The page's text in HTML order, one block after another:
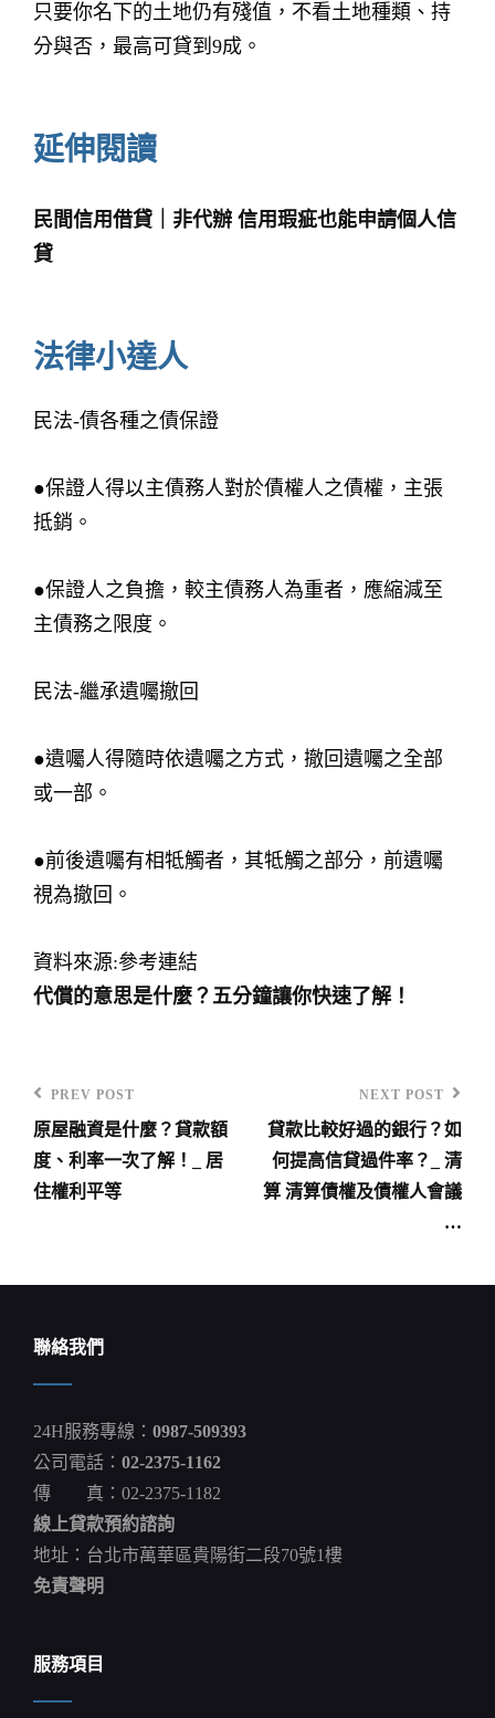
只要你名下的土地仍有殘值，不看土地種類、持
分與否，最高可貸到9成。
延伸閱讀
民間信用借貸｜非代辦 信用瑕疵也能申請個人信
貸
法律小達人
民法-債各種之債保證
●保證人得以主債務人對於債權人之債權，主張
抵銷。
●保證人之負擔，較主債務人為重者，應縮減至
主債務之限度。
民法-繼承遺囑撤回
●遺囑人得隨時依遺囑之方式，撤回遺囑之全部
或一部。
●前後遺囑有相牴觸者，其牴觸之部分，前遺囑
視為撤回。
資料來源:參考連結
代償的意思是什麼？五分鐘讓你快速了解！
文
章
Previous
Post
PREV POST
原屋融資是什麼？貸款額
度、利率一次了解！_ 居
住權利平等
Post
NEXT POST
貸款比較好過的銀行？如
何提高信貸過件率？_ 清
算 清算債權及債權人會議
…
聯絡我們
24H服務專線： 0987-509393
公司電話： 02-2375-1162
傳 真：02-2375-1182
線上貸款預約諮詢
地址：台北市萬華區貴陽街二段70號1樓
免責聲明
服務項目